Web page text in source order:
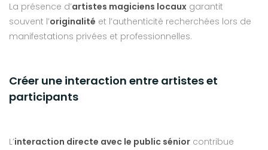
La présence d’artistes magiciens locaux garantit
souvent l’originalité et l’authenticité recherchées lors de
manifestations privées et professionnelles.
Créer une interaction entre artistes et
participants
L’interaction directe avec le public sénior contribue